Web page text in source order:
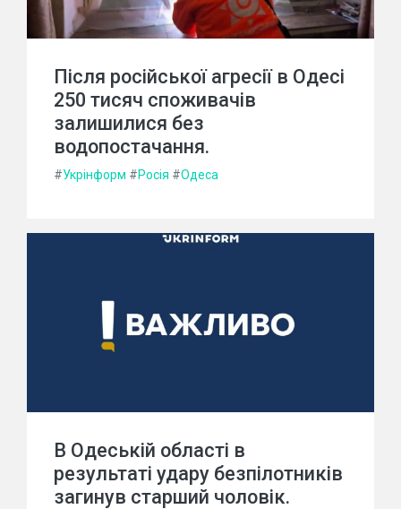
Після російської агресії в Одесі
250 тисяч споживачів
залишилися без
водопостачання.
#Укрінформ #Росія #Одеса
В Одеській області в
результаті удару безпілотників
загинув старший чоловік.